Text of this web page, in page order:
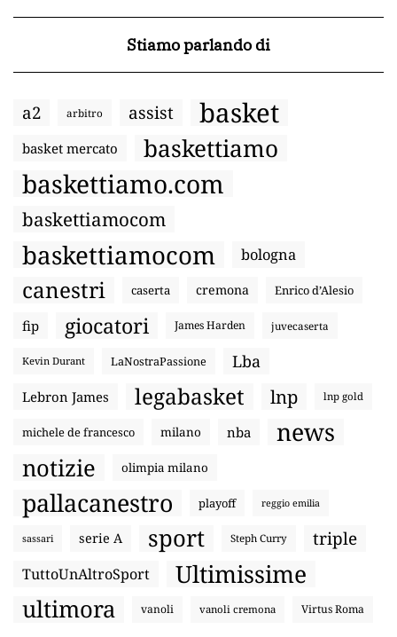
Stiamo parlando di
a2 arbitro assist basket
basket mercato baskettiamo
baskettiamo.com
baskettiamocom
baskettiamocom bologna
canestri caserta cremona Enrico d’Alesio
fip giocatori James Harden juvecaserta
Kevin Durant LaNostraPassione Lba
Lebron James legabasket lnp lnp gold
michele de francesco milano nba news
notizie olimpia milano
pallacanestro playoff reggio emilia
sassari serie A sport Steph Curry triple
TuttoUnAltroSport Ultimissime
ultimora vanoli vanoli cremona Virtus Roma